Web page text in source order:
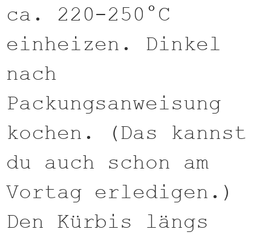
ca. 220-250°C
einheizen. Dinkel
nach
Packungsanweisung
kochen. (Das kannst
du auch schon am
Vortag erledigen.)
Den Kürbis längs